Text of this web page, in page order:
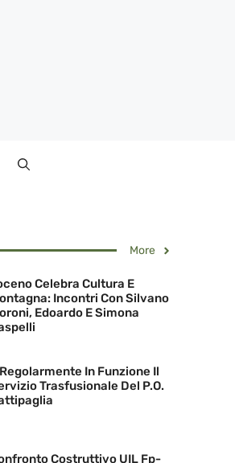
More
Celebra Cultura E
Incontri Con Silvano
Edoardo E Simona
In Funzione Il
Trasfusionale Del P.O.
Costruttivo UIL Fp-